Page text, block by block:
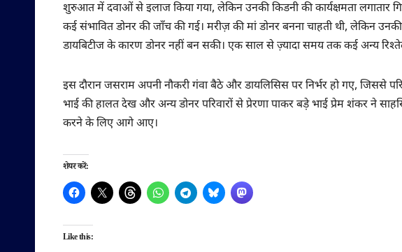
शुरुआत में दवाओं से इलाज किया गया, लेकिन उनकी किडनी की कार्यक्षमता लगातार
कई संभावित डोनर की जाँच की गई। मरीज़ की मां डोनर बनना चाहती थी, लेकिन
डायबिटीज के कारण डोनर नहीं बन सकी। एक साल से ज़्यादा समय तक कई अन्य
इस दौरान जसराम अपनी नौकरी गंवा बैठे और डायलिसिस पर निर्भर हो गए, जिससे
भाई की हालत देख और अन्य डोनर परिवारों से प्रेरणा पाकर बड़े भाई प्रेम शंकर ने
करने के लिए आगे आए।
शेयर करें:
Like this: